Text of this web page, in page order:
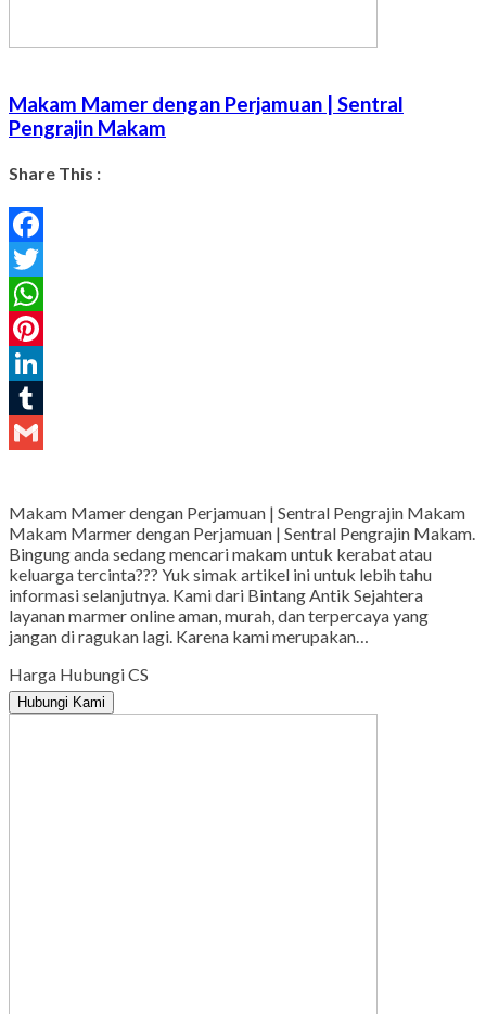
Makam Mamer dengan Perjamuan | Sentral
Pengrajin Makam
Share This :
Facebook
Twitter
WhatsApp
Pinterest
LinkedIn
Tumblr
Makam Mamer dengan Perjamuan | Sentral Pengrajin Makam
Makam Marmer dengan Perjamuan | Sentral Pengrajin Makam.
Bingung anda sedang mencari makam untuk kerabat atau
keluarga tercinta??? Yuk simak artikel ini untuk lebih tahu
informasi selanjutnya. Kami dari Bintang Antik Sejahtera
layanan marmer online aman, murah, dan terpercaya yang
jangan di ragukan lagi. Karena kami merupakan…
Harga Hubungi CS
Hubungi Kami